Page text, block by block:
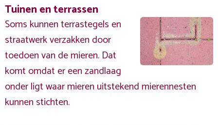
Tuinen en terrassen
Soms kunnen terrastegels en
straatwerk verzakken door
toedoen van de mieren. Dat
komt omdat er een zandlaag
onder ligt waar mieren uitstekend mierennesten
kunnen stichten.